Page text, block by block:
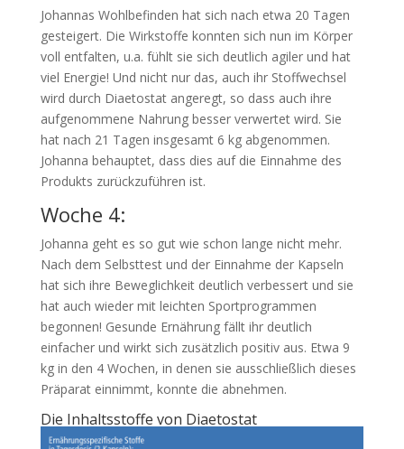
Johannas Wohlbefinden hat sich nach etwa 20 Tagen
gesteigert. Die Wirkstoffe konnten sich nun im Körper
voll entfalten, u.a. fühlt sie sich deutlich agiler und hat
viel Energie! Und nicht nur das, auch ihr Stoffwechsel
wird durch Diaetostat angeregt, so dass auch ihre
aufgenommene Nahrung besser verwertet wird. Sie
hat nach 21 Tagen insgesamt 6 kg abgenommen.
Johanna behauptet, dass dies auf die Einnahme des
Produkts zurückzuführen ist.
Woche 4:
Johanna geht es so gut wie schon lange nicht mehr.
Nach dem Selbsttest und der Einnahme der Kapseln
hat sich ihre Beweglichkeit deutlich verbessert und sie
hat auch wieder mit leichten Sportprogrammen
begonnen! Gesunde Ernährung fällt ihr deutlich
einfacher und wirkt sich zusätzlich positiv aus. Etwa 9
kg in den 4 Wochen, in denen sie ausschließlich dieses
Präparat einnimmt, konnte die abnehmen.
Die Inhaltsstoffe von Diaetostat